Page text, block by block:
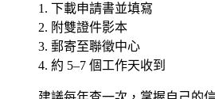
下載申請書並填寫
附雙證件影本
郵寄至聯徵中心
約 5–7 個工作天收到